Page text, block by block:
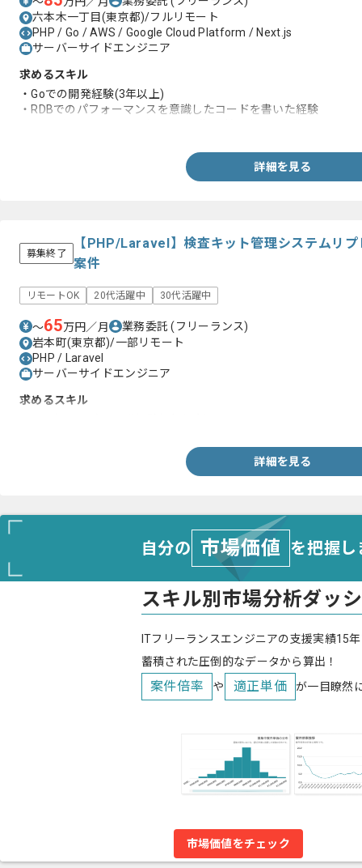
六本木一丁目(東京都)/フルリモート
PHP / Go / AWS / Google Cloud Platform / Next.js
サーバーサイドエンジニア
求めるスキル
・Goでの開発経験(3年以上)
・RDBでのパフォーマンスを意識したコードを書いた経験
詳細を見る
募集終了
【PHP/Laravel】検査キット管理システムリ
案件
リモートOK 20代活躍中 30代活躍中
〜65万円／月 業務委託(フリーランス)
岩本町(東京都)/一部リモート
PHP / Laravel
サーバーサイドエンジニア
求めるスキル
詳細を見る
自分の 市場価値 を把握
スキル別市場分析ダッ
ITフリーランスエンジニアの支援実績15
蓄積された圧倒的なデータから算出！
案件倍率 や 適正単価 が一目瞭然
市場価値をチェック